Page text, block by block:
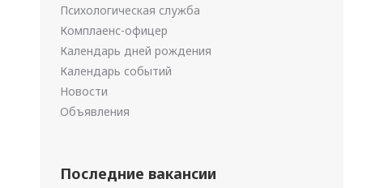
Психологическая служба
Комплаенс-офицер
Календарь дней рождения
Календарь событий
Новости
Объявления
Последние вакансии